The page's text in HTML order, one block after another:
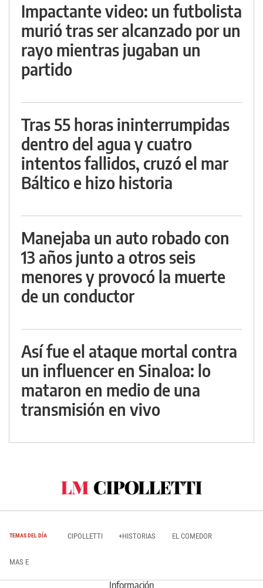
Impactante video: un futbolista
murió tras ser alcanzado por un
rayo mientras jugaban un
partido
Tras 55 horas ininterrumpidas
dentro del agua y cuatro
intentos fallidos, cruzó el mar
Báltico e hizo historia
Manejaba un auto robado con
13 años junto a otros seis
menores y provocó la muerte
de un conductor
Así fue el ataque mortal contra
un influencer en Sinaloa: lo
mataron en medio de una
transmisión en vivo
TEMAS DEL DÍA CIPOLLETTI +HISTORIAS EL COMEDOR
MAS E
Información